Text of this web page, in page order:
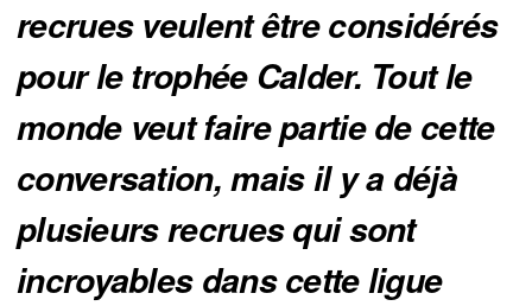
recrues veulent être considérés
pour le trophée Calder. Tout le
monde veut faire partie de cette
conversation, mais il y a déjà
plusieurs recrues qui sont
incroyables dans cette ligue